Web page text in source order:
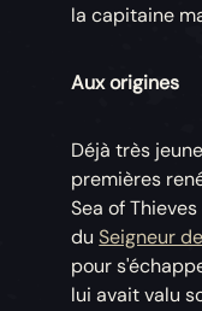
la capitaine
Aux origines
Déjà très
premières
Sea of
duSeigneur
pour
lui avait valu